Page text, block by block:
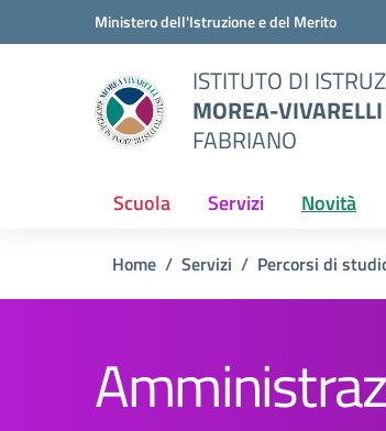
Vai ai contenuti
Vai al menu di navigazioneMinistero dell'Istruzione e del Merito
ISTITUTO DI
MOREA-VIVARELLI
FABRIANO
Scuola Servizi Novità
Home Servizi Percorsi di